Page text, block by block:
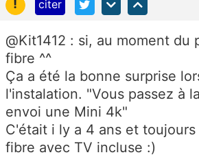
citer
@Kit1412 : si, au moment du
fibre ^^
Ça a été la bonne surprise
l'instalation. "Vous passez à
envoi une Mini 4k"
C'était i ly a 4 ans et
fibre avec TV incluse :)